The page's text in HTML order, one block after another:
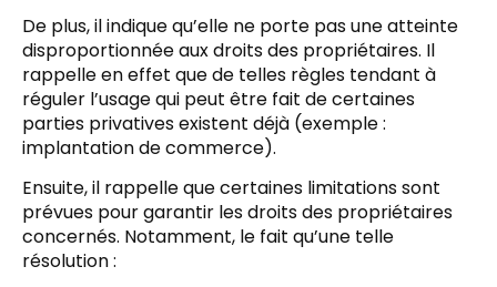
De plus, il indique qu’elle ne porte pas une atteinte
disproportionnée aux droits des propriétaires. Il
rappelle en effet que de telles règles tendant à
réguler l’usage qui peut être fait de certaines
parties privatives existent déjà (exemple :
implantation de commerce).
Ensuite, il rappelle que certaines limitations sont
prévues pour garantir les droits des propriétaires
concernés. Notamment, le fait qu’une telle
résolution :